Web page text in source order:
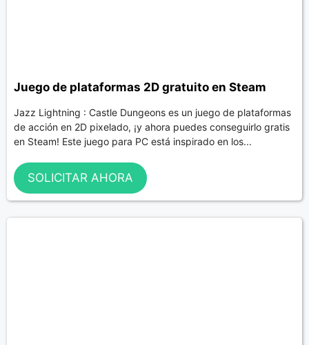
Juego de plataformas 2D gratuito en Steam
Jazz Lightning : Castle Dungeons es un juego de plataformas
de acción en 2D pixelado, ¡y ahora puedes conseguirlo gratis
en Steam! Este juego para PC está inspirado en los...
SOLICITAR AHORA